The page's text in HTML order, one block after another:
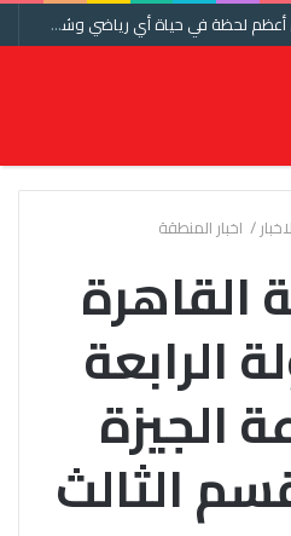
محمد حشيش : مقابلة الرئيس أعظم لحظة في حياة أي رياضي وشكرا اتحاد الكرة ومنتخب مصر
/ اخبار المنطقة
القاهرة
الرابعة
الجيزة
الثالث